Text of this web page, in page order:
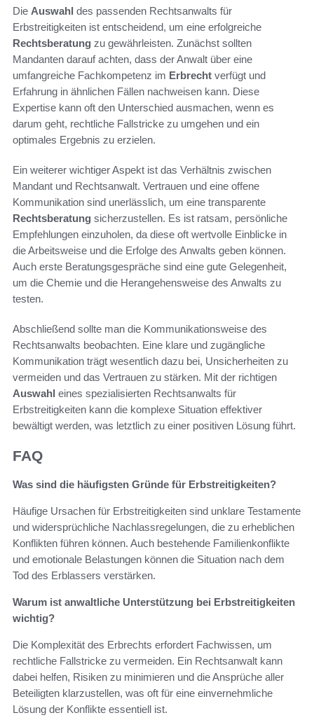
Die Auswahl des passenden Rechtsanwalts für
Erbstreitigkeiten ist entscheidend, um eine erfolgreiche
Rechtsberatung zu gewährleisten. Zunächst sollten
Mandanten darauf achten, dass der Anwalt über eine
umfangreiche Fachkompetenz im Erbrecht verfügt und
Erfahrung in ähnlichen Fällen nachweisen kann. Diese
Expertise kann oft den Unterschied ausmachen, wenn es
darum geht, rechtliche Fallstricke zu umgehen und ein
optimales Ergebnis zu erzielen.
Ein weiterer wichtiger Aspekt ist das Verhältnis zwischen
Mandant und Rechtsanwalt. Vertrauen und eine offene
Kommunikation sind unerlässlich, um eine transparente
Rechtsberatung sicherzustellen. Es ist ratsam, persönliche
Empfehlungen einzuholen, da diese oft wertvolle Einblicke in
die Arbeitsweise und die Erfolge des Anwalts geben können.
Auch erste Beratungsgespräche sind eine gute Gelegenheit,
um die Chemie und die Herangehensweise des Anwalts zu
testen.
Abschließend sollte man die Kommunikationsweise des
Rechtsanwalts beobachten. Eine klare und zugängliche
Kommunikation trägt wesentlich dazu bei, Unsicherheiten zu
vermeiden und das Vertrauen zu stärken. Mit der richtigen
Auswahl eines spezialisierten Rechtsanwalts für
Erbstreitigkeiten kann die komplexe Situation effektiver
bewältigt werden, was letztlich zu einer positiven Lösung führt.
FAQ
Was sind die häufigsten Gründe für Erbstreitigkeiten?
Häufige Ursachen für Erbstreitigkeiten sind unklare Testamente
und widersprüchliche Nachlassregelungen, die zu erheblichen
Konflikten führen können. Auch bestehende Familienkonflikte
und emotionale Belastungen können die Situation nach dem
Tod des Erblassers verstärken.
Warum ist anwaltliche Unterstützung bei Erbstreitigkeiten
wichtig?
Die Komplexität des Erbrechts erfordert Fachwissen, um
rechtliche Fallstricke zu vermeiden. Ein Rechtsanwalt kann
dabei helfen, Risiken zu minimieren und die Ansprüche aller
Beteiligten klarzustellen, was oft für eine einvernehmliche
Lösung der Konflikte essentiell ist.